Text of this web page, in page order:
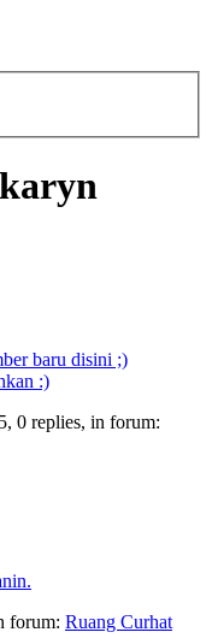
baru disini ;)
:)
, 0 replies, in forum:
forum: Ruang Curhat